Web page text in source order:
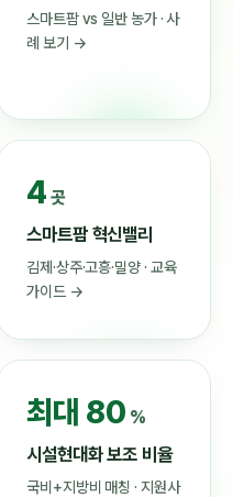
스마트팜 vs 일반 농가 · 사
례 보기 →
4 곳
스마트팜 혁신밸리
김제·상주·고흥·밀양 · 교육
가이드 →
최대 80 %
시설현대화 보조 비율
국비+지방비 매칭 · 지원사